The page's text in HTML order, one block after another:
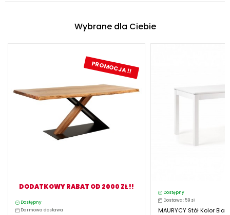
Wybrane dla Ciebie
PROMOCJA !!
DODATKOWY RABAT OD 2000 ZŁ !!
Dostępny
Darmowa dostawa
Dostępny
Dostawa: 59 zł
MAURYCY Stół Kolor Biały